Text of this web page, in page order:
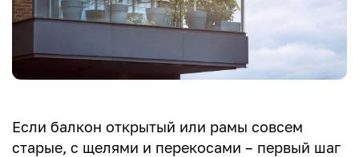
Если балкон открытый или рамы совсем
старые, с щелями и перекосами – первый шаг